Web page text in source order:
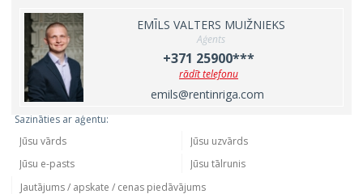
EMĪLS VALTERS MUIŽNIEKS
Aģents
+371 25900***
rādīt telefonu
emils@rentinriga.com
Sazināties ar aģentu: